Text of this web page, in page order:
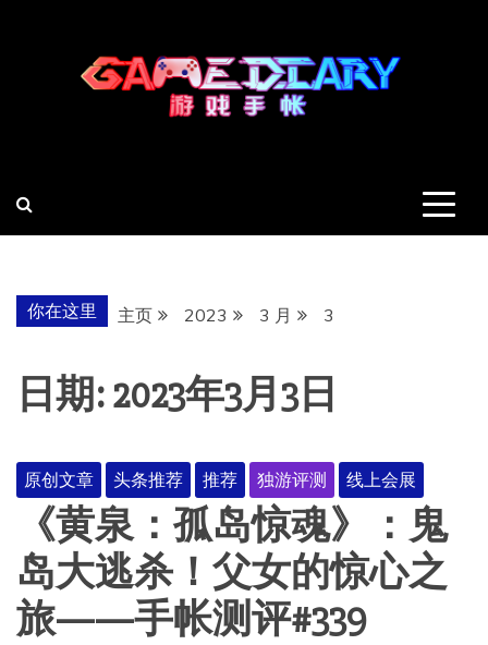
你在这里 主页 2023 3 月 3
日期:2023年3月3日
原创文章 头条推荐 推荐 独游评测 线上会展
《黄泉：孤岛惊魂》：鬼
岛大逃杀！父女的惊心之
旅——手帐测评#339